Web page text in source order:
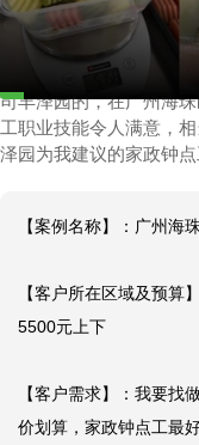
2024-06-29 14:23:48
【客户对丰泽园评价】
司丰泽园的，在广州海
工职业技能令人满意，
泽园为我建议的家政钟点
【案例名称】：广州海
【客户所在区域及预算
5500元上下
【客户需求】：我要找
价划算，家政钟点工最